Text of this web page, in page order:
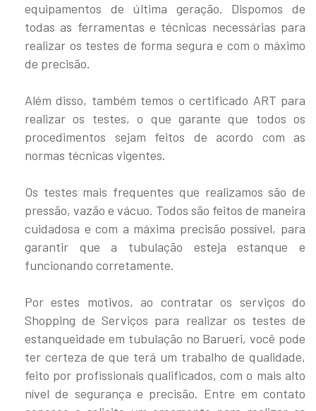
equipamentos de última geração. Dispomos de
todas as ferramentas e técnicas necessárias para
realizar os testes de forma segura e com o máximo
de precisão.
Além disso, também temos o certificado ART para
realizar os testes, o que garante que todos os
procedimentos sejam feitos de acordo com as
normas técnicas vigentes.
Os testes mais frequentes que realizamos são de
pressão, vazão e vácuo. Todos são feitos de maneira
cuidadosa e com a máxima precisão possível, para
garantir que a tubulação esteja estanque e
funcionando corretamente.
Por estes motivos, ao contratar os serviços do
Shopping de Serviços para realizar os testes de
estanqueidade em tubulação no Barueri, você pode
ter certeza de que terá um trabalho de qualidade,
feito por profissionais qualificados, com o mais alto
nível de segurança e precisão. Entre em contato